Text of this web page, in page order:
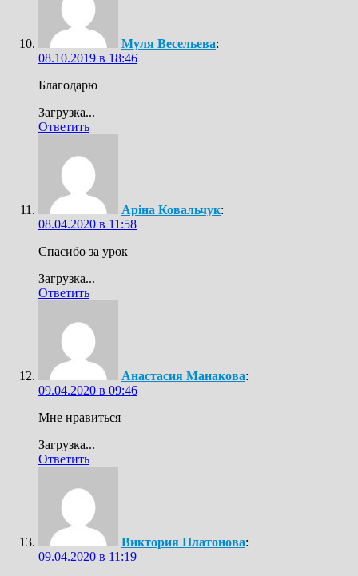
Муля Весельева:
08.10.2019 в 18:46
Благодарю
Загрузка...
Ответить
Аріна Ковальчук:
08.04.2020 в 11:58
Спасибо за урок
Загрузка...
Ответить
Анастасия Манакова:
09.04.2020 в 09:46
Мне нравиться
Загрузка...
Ответить
Виктория Платонова:
09.04.2020 в 11:19